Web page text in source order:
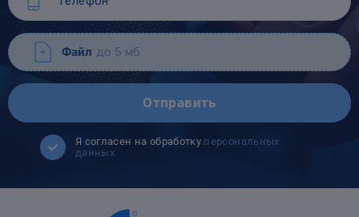
Файл до 5 мб
Отправить
Я согласен на обработку персональных
данных